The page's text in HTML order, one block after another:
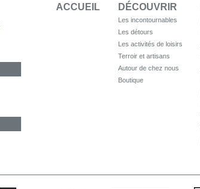
ACCUEIL DÉCOUVRIR
Les incontournables
Les détours
Les activités de loisirs
Terroir et artisans
Autour de chez nous
Boutique